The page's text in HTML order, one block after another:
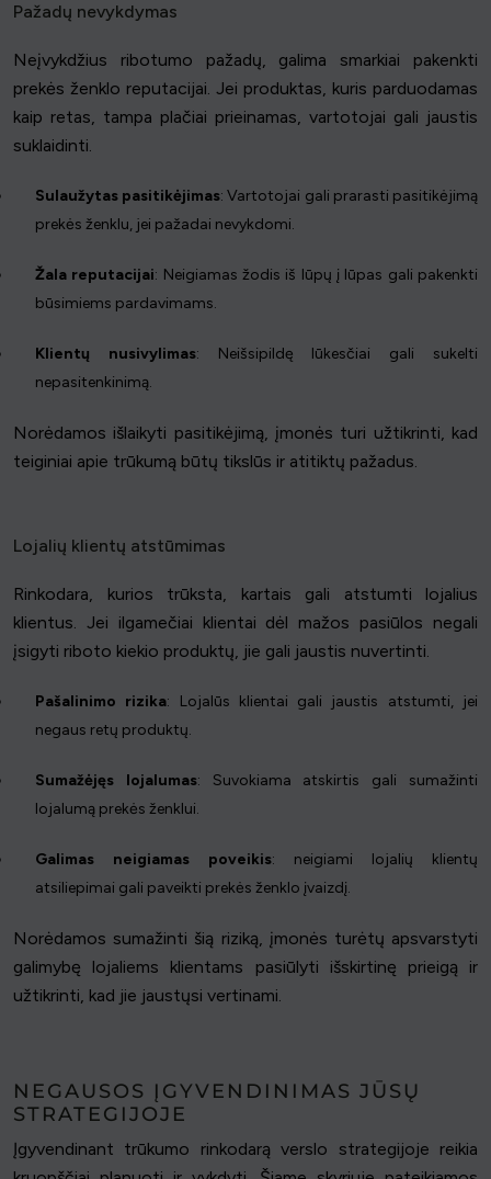
Pažadų nevykdymas
Neįvykdžius ribotumo pažadų, galima smarkiai pakenkti
prekės ženklo reputacijai. Jei produktas, kuris parduodamas
kaip retas, tampa plačiai prieinamas, vartotojai gali jaustis
suklaidinti.
Sulaužytas pasitikėjimas: Vartotojai gali prarasti pasitikėjimą
prekės ženklu, jei pažadai nevykdomi.
Žala reputacijai: Neigiamas žodis iš lūpų į lūpas gali pakenkti
būsimiems pardavimams.
Klientų nusivylimas: Neišsipildę lūkesčiai gali sukelti
nepasitenkinimą.
Norėdamos išlaikyti pasitikėjimą, įmonės turi užtikrinti, kad
teiginiai apie trūkumą būtų tikslūs ir atitiktų pažadus.
Lojalių klientų atstūmimas
Rinkodara, kurios trūksta, kartais gali atstumti lojalius
klientus. Jei ilgamečiai klientai dėl mažos pasiūlos negali
įsigyti riboto kiekio produktų, jie gali jaustis nuvertinti.
Pašalinimo rizika: Lojalūs klientai gali jaustis atstumti, jei
negaus retų produktų.
Sumažėjęs lojalumas: Suvokiama atskirtis gali sumažinti
lojalumą prekės ženklui.
Galimas neigiamas poveikis: neigiami lojalių klientų
atsiliepimai gali paveikti prekės ženklo įvaizdį.
Norėdamos sumažinti šią riziką, įmonės turėtų apsvarstyti
galimybę lojaliems klientams pasiūlyti išskirtinę prieigą ir
užtikrinti, kad jie jaustųsi vertinami.
NEGAUSOS ĮGYVENDINIMAS JŪSŲ
STRATEGIJOJE
Įgyvendinant trūkumo rinkodarą verslo strategijoje reikia